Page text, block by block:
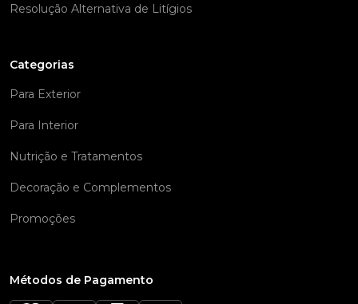
Resolução Alternativa de Litígios
Categorias
Para Exterior
Para Interior
Nutrição e Tratamentos
Decoração e Complementos
Promoções
Métodos de Pagamento